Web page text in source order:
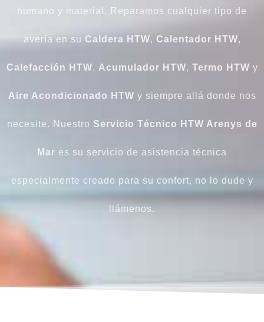
humano y material. Reparamos cualquier tipo de
avería en su Caldera HTW, Calentador HTW,
Calefacción HTW, Acumulador HTW, Termo HTW y
Aire Acondicionado HTW y siempre allá donde nos
necesite. Nuestro Servicio Técnico HTW Arenys de
Mar es su servicio de asistencia técnica
especialmente creado para su confort, no lo dude y
llámenos.